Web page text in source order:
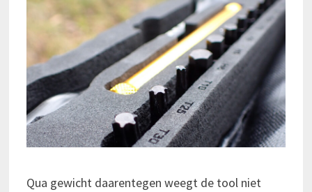
Qua gewicht daarentegen weegt de tool niet